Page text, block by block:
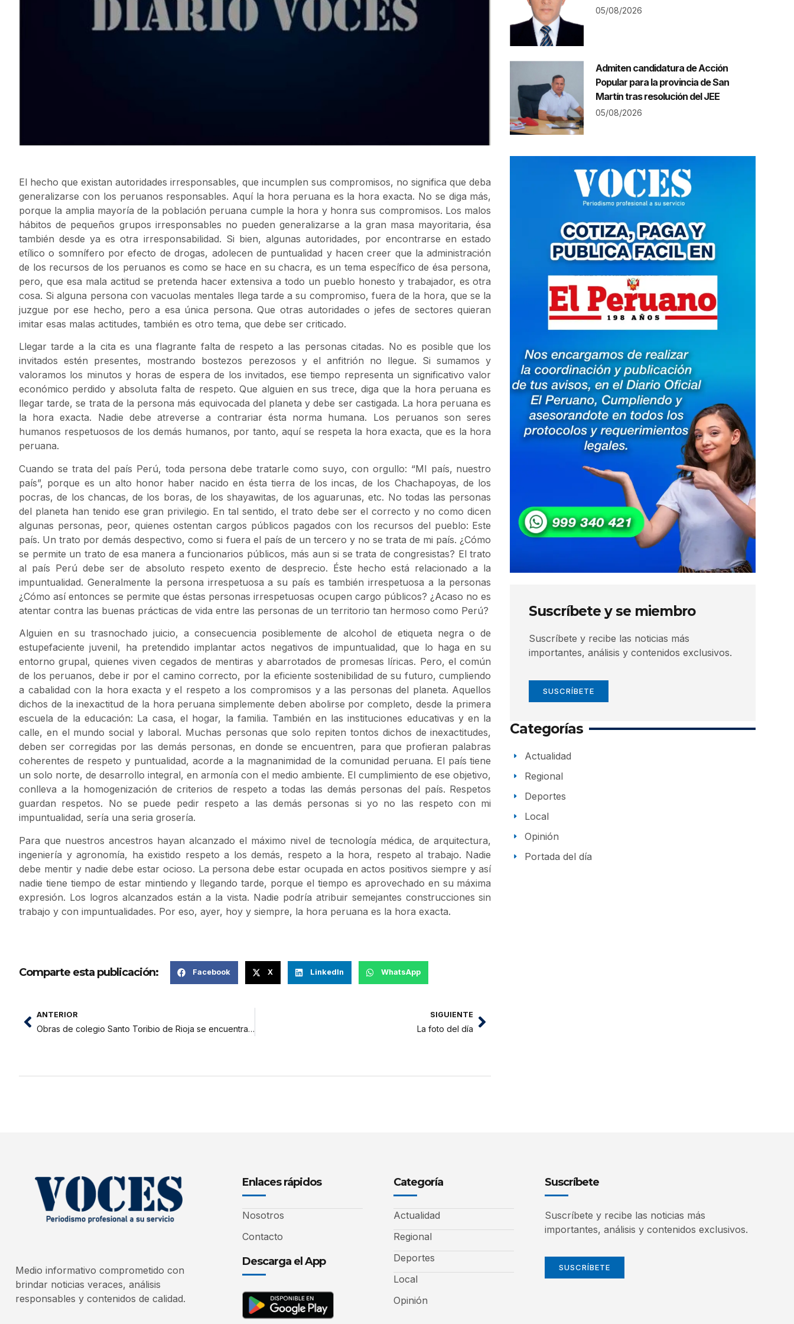
El hecho que existan autoridades irresponsables, que incumplen sus compromisos, no significa que deba
generalizarse con los peruanos responsables. Aquí la hora peruana es la hora exacta. No se diga más,
porque la amplia mayoría de la población peruana cumple la hora y honra sus compromisos. Los malos
hábitos de pequeños grupos irresponsables no pueden generalizarse a la gran masa mayoritaria, ésa
también desde ya es otra irresponsabilidad. Si bien, algunas autoridades, por encontrarse en estado
etílico o somnífero por efecto de drogas, adolecen de puntualidad y hacen creer que la administración
de los recursos de los peruanos es como se hace en su chacra, es un tema específico de ésa persona,
pero, que esa mala actitud se pretenda hacer extensiva a todo un pueblo honesto y trabajador, es otra
cosa. Si alguna persona con vacuolas mentales llega tarde a su compromiso, fuera de la hora, que se la
juzgue por ese hecho, pero a esa única persona. Que otras autoridades o jefes de sectores quieran
imitar esas malas actitudes, también es otro tema, que debe ser criticado.
Llegar tarde a la cita es una flagrante falta de respeto a las personas citadas. No es posible que los
invitados estén presentes, mostrando bostezos perezosos y el anfitrión no llegue. Si sumamos y
valoramos los minutos y horas de espera de los invitados, ese tiempo representa un significativo valor
económico perdido y absoluta falta de respeto. Que alguien en sus trece, diga que la hora peruana es
llegar tarde, se trata de la persona más equivocada del planeta y debe ser castigada. La hora peruana es
la hora exacta. Nadie debe atreverse a contrariar ésta norma humana. Los peruanos son seres
humanos respetuosos de los demás humanos, por tanto, aquí se respeta la hora exacta, que es la hora
peruana.
Cuando se trata del país Perú, toda persona debe tratarle como suyo, con orgullo: “MI país, nuestro
país”, porque es un alto honor haber nacido en ésta tierra de los incas, de los Chachapoyas, de los
pocras, de los chancas, de los boras, de los shayawitas, de los aguarunas, etc. No todas las personas
del planeta han tenido ese gran privilegio. En tal sentido, el trato debe ser el correcto y no como dicen
algunas personas, peor, quienes ostentan cargos públicos pagados con los recursos del pueblo: Este
país. Un trato por demás despectivo, como si fuera el país de un tercero y no se trata de mi país. ¿Cómo
se permite un trato de esa manera a funcionarios públicos, más aun si se trata de congresistas? El trato
al país Perú debe ser de absoluto respeto exento de desprecio. Éste hecho está relacionado a la
impuntualidad. Generalmente la persona irrespetuosa a su país es también irrespetuosa a la personas
¿Cómo así entonces se permite que éstas personas irrespetuosas ocupen cargo públicos? ¿Acaso no es
atentar contra las buenas prácticas de vida entre las personas de un territorio tan hermoso como Perú?
Alguien en su trasnochado juicio, a consecuencia posiblemente de alcohol de etiqueta negra o de
estupefaciente juvenil, ha pretendido implantar actos negativos de impuntualidad, que lo haga en su
entorno grupal, quienes viven cegados de mentiras y abarrotados de promesas líricas. Pero, el común
de los peruanos, debe ir por el camino correcto, por la eficiente sostenibilidad de su futuro, cumpliendo
a cabalidad con la hora exacta y el respeto a los compromisos y a las personas del planeta. Aquellos
dichos de la inexactitud de la hora peruana simplemente deben abolirse por completo, desde la primera
escuela de la educación: La casa, el hogar, la familia. También en las instituciones educativas y en la
calle, en el mundo social y laboral. Muchas personas que solo repiten tontos dichos de inexactitudes,
deben ser corregidas por las demás personas, en donde se encuentren, para que profieran palabras
coherentes de respeto y puntualidad, acorde a la magnanimidad de la comunidad peruana. El país tiene
un solo norte, de desarrollo integral, en armonía con el medio ambiente. El cumplimiento de ese objetivo,
conlleva a la homogenización de criterios de respeto a todas las demás personas del país. Respetos
guardan respetos. No se puede pedir respeto a las demás personas si yo no las respeto con mi
impuntualidad, sería una seria grosería.
Para que nuestros ancestros hayan alcanzado el máximo nivel de tecnología médica, de arquitectura,
ingeniería y agronomía, ha existido respeto a los demás, respeto a la hora, respeto al trabajo. Nadie
debe mentir y nadie debe estar ocioso. La persona debe estar ocupada en actos positivos siempre y así
nadie tiene tiempo de estar mintiendo y llegando tarde, porque el tiempo es aprovechado en su máxima
expresión. Los logros alcanzados están a la vista. Nadie podría atribuir semejantes construcciones sin
trabajo y con impuntualidades. Por eso, ayer, hoy y siempre, la hora peruana es la hora exacta.
Comparte esta publicación: Facebook X LinkedIn WhatsApp
ANTERIOR
Obras de colegio Santo Toribio de Rioja se encuentran más de 3 años paralizadas
SIGUIENTE
La foto del día
05/08/2026
Admiten candidatura de Acción
Popular para la provincia de San
Martín tras resolución del JEE
05/08/2026
Suscríbete y se miembro
Suscríbete y recibe las noticias más
importantes, análisis y contenidos exclusivos.
SUSCRÍBETE
Categorías
Actualidad
Regional
Deportes
Local
Opinión
Portada del día
Medio informativo comprometido con
brindar noticias veraces, análisis
responsables y contenidos de calidad.
Enlaces rápidos
Nosotros
Contacto
Descarga el App
Categoría
Actualidad
Regional
Deportes
Local
Opinión
Suscríbete
Suscríbete y recibe las noticias más
importantes, análisis y contenidos exclusivos.
SUSCRÍBETE